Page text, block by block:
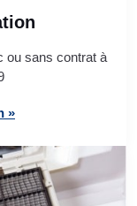
ou sans contrat à
»